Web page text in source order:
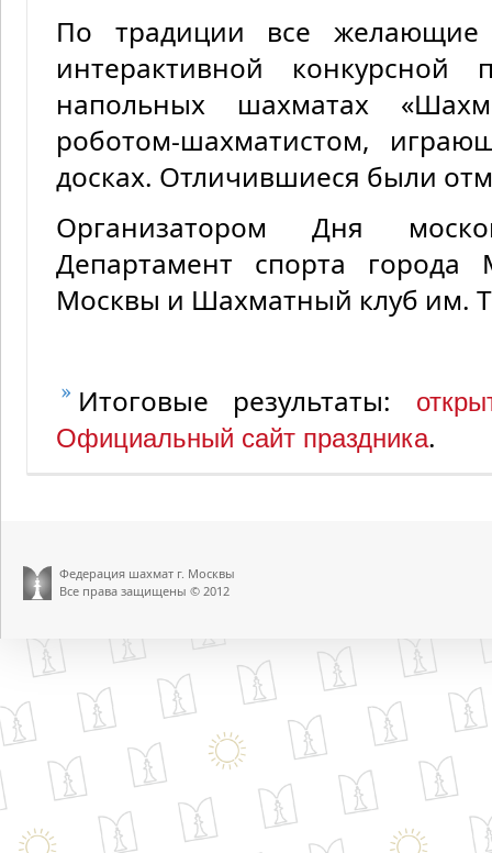
По традиции все желающие
интерактивной
напольных шахматах
роботом-шахматистом,
досках. Отличившиеся были
Организатором Дня
Департамент спорта
Москвы и Шахматный клуб им.
Итоговые результаты:
Официальный сайт праздника.
Федерация шахмат г. Москвы
Все права защищены © 2012